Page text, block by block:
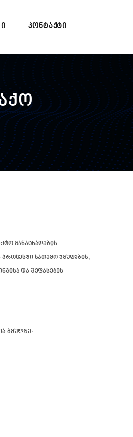
ᲙᲝᲜᲢᲐᲥᲢᲘ
განაცხადების
სათემო ჯგუფების,
და შეფასების
ბმულზე: